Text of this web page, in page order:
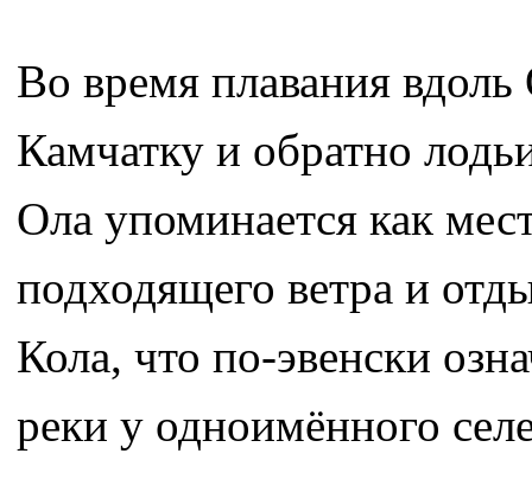
Во время плавания
Камчатку и обратно
Ола упоминается как
подходящего ветра и
Кола, что по-эвенски
реки у одноимённого